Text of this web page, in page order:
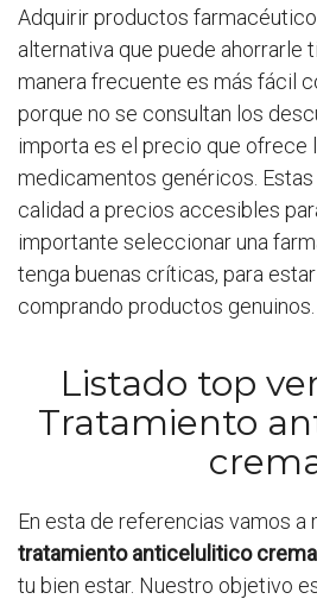
Adquirir productos
alternativa que puede ahorrarle
manera frecuente es más fácil
porque no se consultan los
importa es el precio que ofrece
medicamentos genéricos.
calidad a precios accesibles
importante seleccionar una
tenga buenas críticas, para
comprando productos genuinos.
Listado top
Tratamiento
En esta de referencias vamos a
tratamiento anticelulitico crema
tu bien estar. Nuestro objetivo